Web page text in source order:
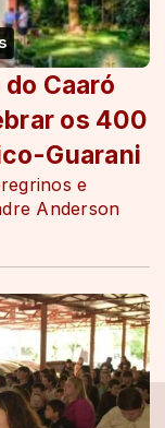
Caaró
os 400
Guarani
e
Anderson